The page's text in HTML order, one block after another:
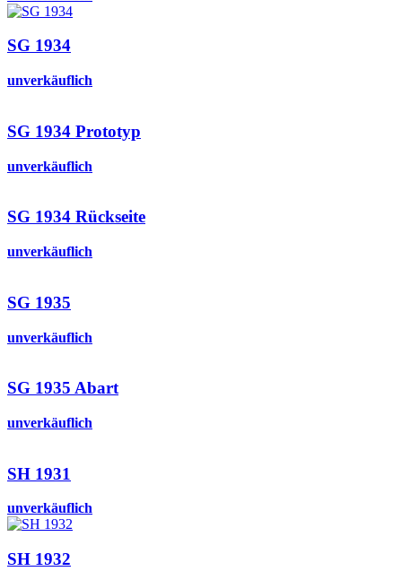
SG 1934
unverkäuflich
SG 1934 Prototyp
unverkäuflich
SG 1934 Rückseite
unverkäuflich
SG 1935
unverkäuflich
SG 1935 Abart
unverkäuflich
SH 1931
unverkäuflich
SH 1932